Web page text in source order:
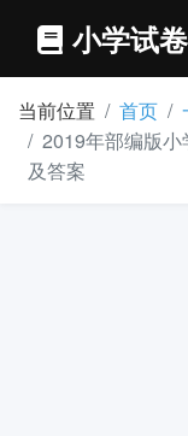
小学试
当前位置 首页
2019年部编版
及答案